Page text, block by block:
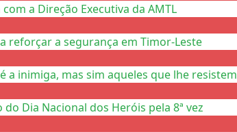
a Direção Executiva da AMTL
reforçar a segurança em Timor-Leste
a inimiga, mas sim aqueles que lhe resistem
Dia Nacional dos Heróis pela 8ª vez